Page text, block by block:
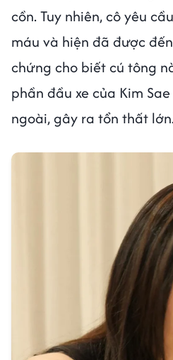
cồn. Tuy nhiên, cô yêu
máu và hiện đã được
chứng cho biết cú tông
phần đầu xe của Kim
ngoài, gây ra tổn thất